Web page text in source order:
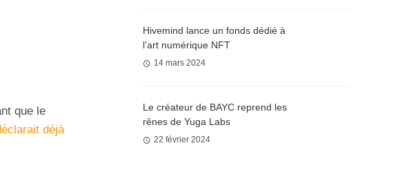
que le
déjà
Hivemind lance un fonds dédié à
l’art numérique NFT
14 mars 2024
Le créateur de BAYC reprend les
rênes de Yuga Labs
22 février 2024